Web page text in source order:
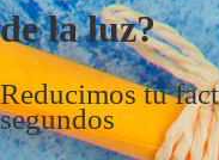
de la luz?
Reducimos tu
segundos